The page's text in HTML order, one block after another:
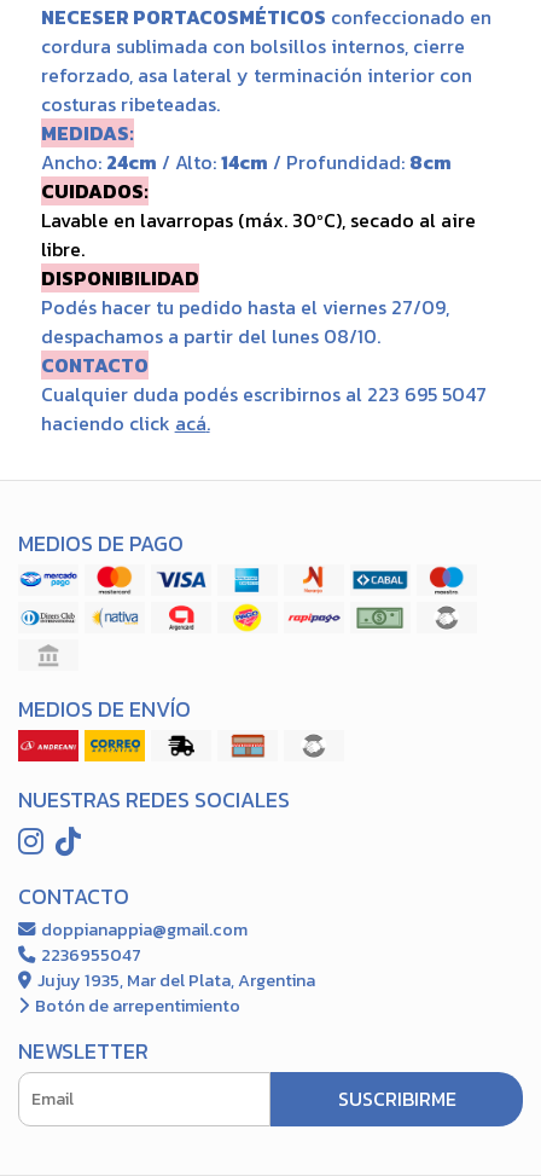
NECESER PORTACOSMÉTICOS confeccionado en
cordura sublimada con bolsillos internos, cierre
reforzado, asa lateral y terminación interior con
costuras ribeteadas.
MEDIDAS:
Ancho: 24cm / Alto:14cm / Profundidad: 8cm
CUIDADOS:
Lavable en lavarropas (máx. 30ºC), secado al aire
libre.
DISPONIBILIDAD
Podés hacer tu pedido hasta el viernes 27/09,
despachamos a partir del lunes 08/10.
CONTACTO
Cualquier duda podés escribirnos al 223 695 5047
haciendo click acá.
MEDIOS DE PAGO
MEDIOS DE ENVÍO
NUESTRAS REDES SOCIALES
CONTACTO
doppianappia@gmail.com
2236955047
Jujuy 1935, Mar del Plata, Argentina
Botón de arrepentimiento
NEWSLETTER
SUSCRIBIRME